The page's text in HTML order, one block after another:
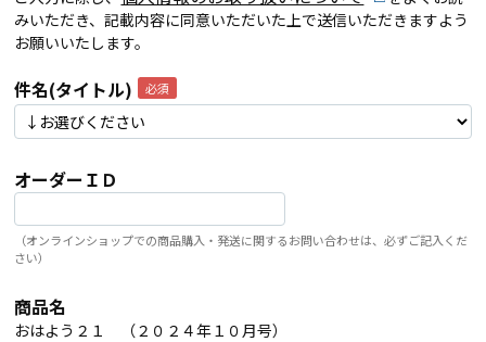
みいただき、記載内容に同意いただいた上で送信いただきますよう
お願いいたします。
件名(タイトル)
オーダーＩＤ
（オンラインショップでの商品購入・発送に関するお問い合わせは、必ずご記入くだ
さい）
商品名
おはよう２１ （２０２４年１０月号）